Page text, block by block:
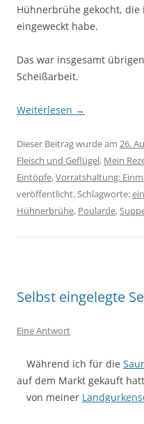
Hühnerbrühe gekocht,
eingeweckt habe.
Das war insgesamt
Scheißarbeit.
Weiterlesen →
Dieser Beitrag wurde am 26.
Fleisch und Geflügel, Mein
Eintöpfe,Vorratshaltung:
veröffentlicht. Schlagworte:
Hühnerbrühe, Poularde,
Selbst eingelegte
Eine Antwort
Während ich für die
auf dem Markt gekauft
von meiner